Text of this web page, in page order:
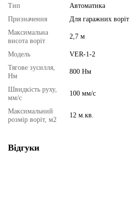
Тип
Автоматика
Призначення
Для гаражних воріт
Максимальна
висота воріт
2,7 м
Модель
VER-1-2
Тягове зусилля,
Нм
800 Нм
Швидкість руху,
мм/с
100 мм/с
Максимальний
розмір воріт, м2
12 м.кв.
Відгуки